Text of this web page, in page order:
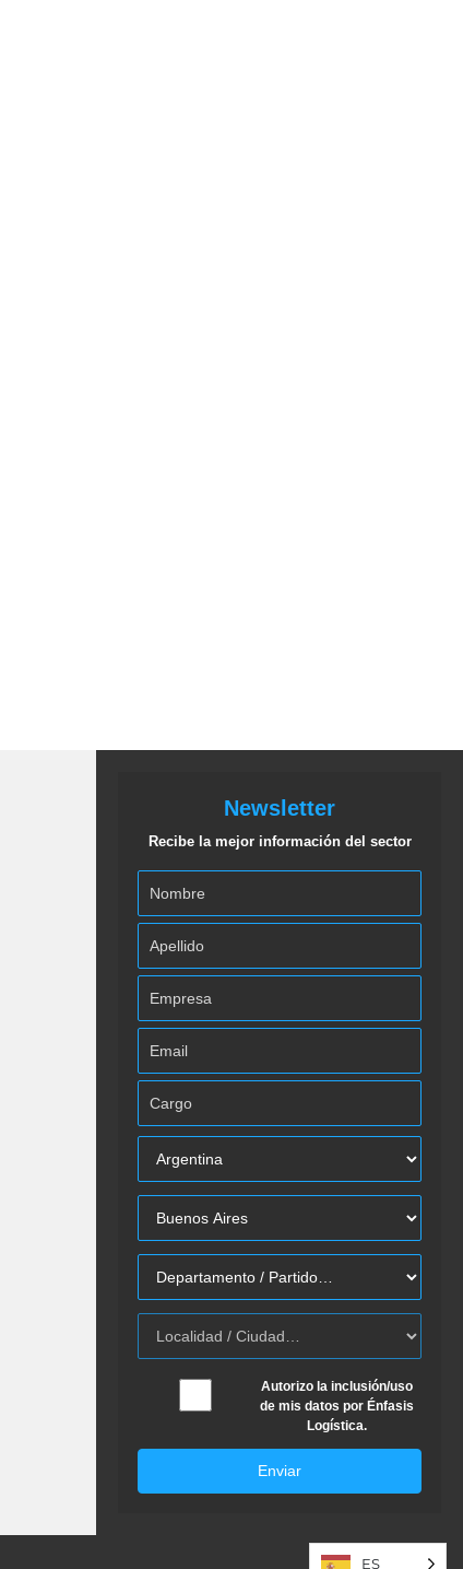
Newsletter
Recibe la mejor información del sector
Autorizo la inclusión/uso
de mis datos por Énfasis
Logística.
Enviar
ES